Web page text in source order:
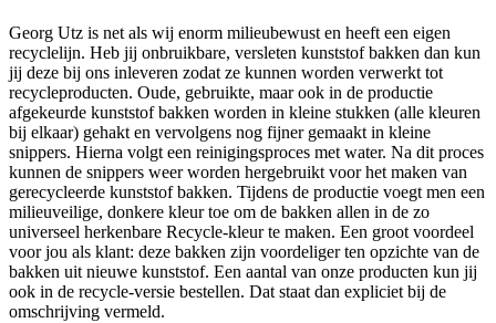
Georg Utz is net als wij enorm milieubewust en heeft een eigen
recyclelijn. Heb jij onbruikbare, versleten kunststof bakken dan kun
jij deze bij ons inleveren zodat ze kunnen worden verwerkt tot
recycleproducten. Oude, gebruikte, maar ook in de productie
afgekeurde kunststof bakken worden in kleine stukken (alle kleuren
bij elkaar) gehakt en vervolgens nog fijner gemaakt in kleine
snippers. Hierna volgt een reinigingsproces met water. Na dit proces
kunnen de snippers weer worden hergebruikt voor het maken van
gerecycleerde kunststof bakken. Tijdens de productie voegt men een
milieuveilige, donkere kleur toe om de bakken allen in de zo
universeel herkenbare Recycle-kleur te maken. Een groot voordeel
voor jou als klant: deze bakken zijn voordeliger ten opzichte van de
bakken uit nieuwe kunststof. Een aantal van onze producten kun jij
ook in de recycle-versie bestellen. Dat staat dan expliciet bij de
omschrijving vermeld.